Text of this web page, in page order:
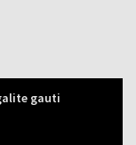
gauti